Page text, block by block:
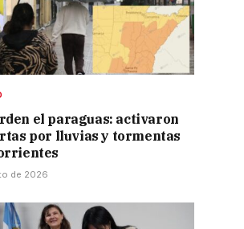
el paraguas: activaron
por lluvias y tormentas
de 2026